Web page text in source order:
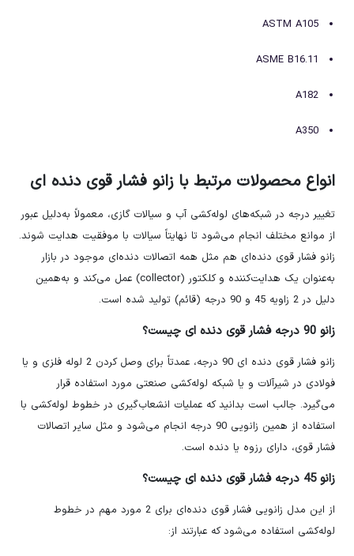
ASTM A105
ASME B16.11
A182
A350
انواع محصولات مرتبط با زانو فشار قوی دنده ای
تغییر درجه در شبکه‌های لوله‌کشی آب و سیالات گازی، معمولاً به‌دلیل عبور
از موانع مختلف انجام می‌شود تا نهایتاً سیالات با موفقیت هدایت شوند.
زانو فشار قوی دنده‌ای هم مثل همه اتصالات دنده‌ای موجود در بازار
به‌عنوان یک هدایت‌کننده و کلکتور (collector) عمل می‌کند و به‌همین
دلیل در 2 زاویه 45 و 90 درجه (قائم) تولید شده است.
زانو 90 درجه فشار قوی دنده ای چیست؟
زانو فشار قوی دنده ای 90 درجه، عمدتاً برای وصل کردن 2 لوله فلزی و یا
فولادی در شیرآلات و یا شبکه لوله‌کشی صنعتی مورد استفاده قرار
می‌گیرد. جالب است بدانید که عملیات انشعاب‌گیری در خطوط لوله‌کشی با
استفاده از همین زانویی 90 درجه انجام می‌شود و مثل سایر اتصالات
فشار قوی، دارای رزوه یا دنده است.
زانو 45 درجه فشار قوی دنده ای چیست؟
از این مدل زانویی فشار قوی دنده‌ای برای 2 مورد مهم در خطوط
لوله‌کشی استفاده می‌شود که عبارتند از: